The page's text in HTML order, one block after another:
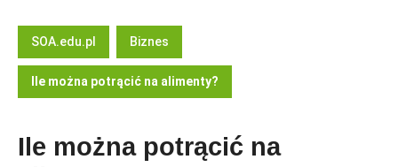
Button
SOA.edu.pl Biznes
Ile można potrącić na alimenty?
Ile można potrącić na